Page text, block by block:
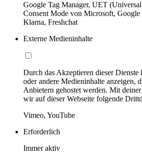
Google Tag Manager, UET
Consent Mode von Microsoft, Google
Klarna, Freshchat
Externe Medieninhalte
Durch das Akzeptieren dieser
oder andere Medieninhalte anzeigen,
Anbietern gehostet werden. Mit
wir auf dieser Webseite folgende
Vimeo, YouTube
Erforderlich
Immer aktiv